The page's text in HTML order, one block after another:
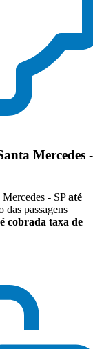
Mercedes -
- SPaté
das passagens
cobrada taxa de